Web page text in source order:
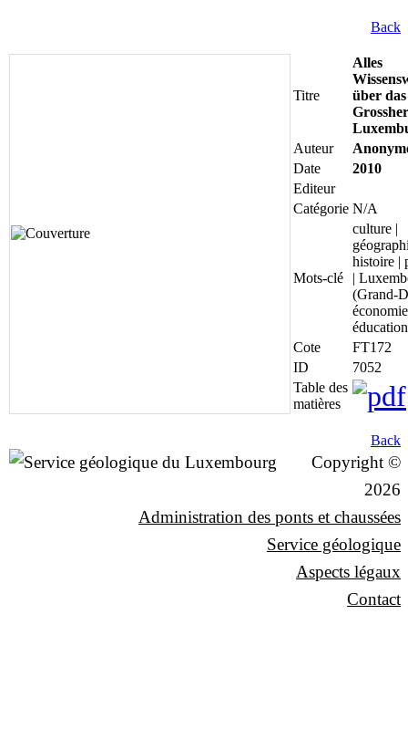
Back
Titre
Alles
über das
Auteur
Date
2010
Editeur
Catégorie N/A
Mots-clé
culture |
histoire |
|
(Grand-
éducation
Cote
FT172
ID
7052
Table des
matières
Back
Copyright ©
2026
Administration des ponts et chaussées
Service géologique
Aspects légaux
Contact